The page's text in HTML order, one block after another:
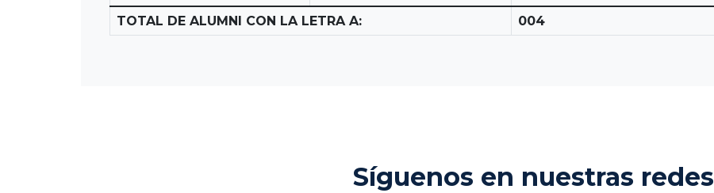
TOTAL DE ALUMNI CON LA LETRA A:
004
Síguenos en nuestras redes